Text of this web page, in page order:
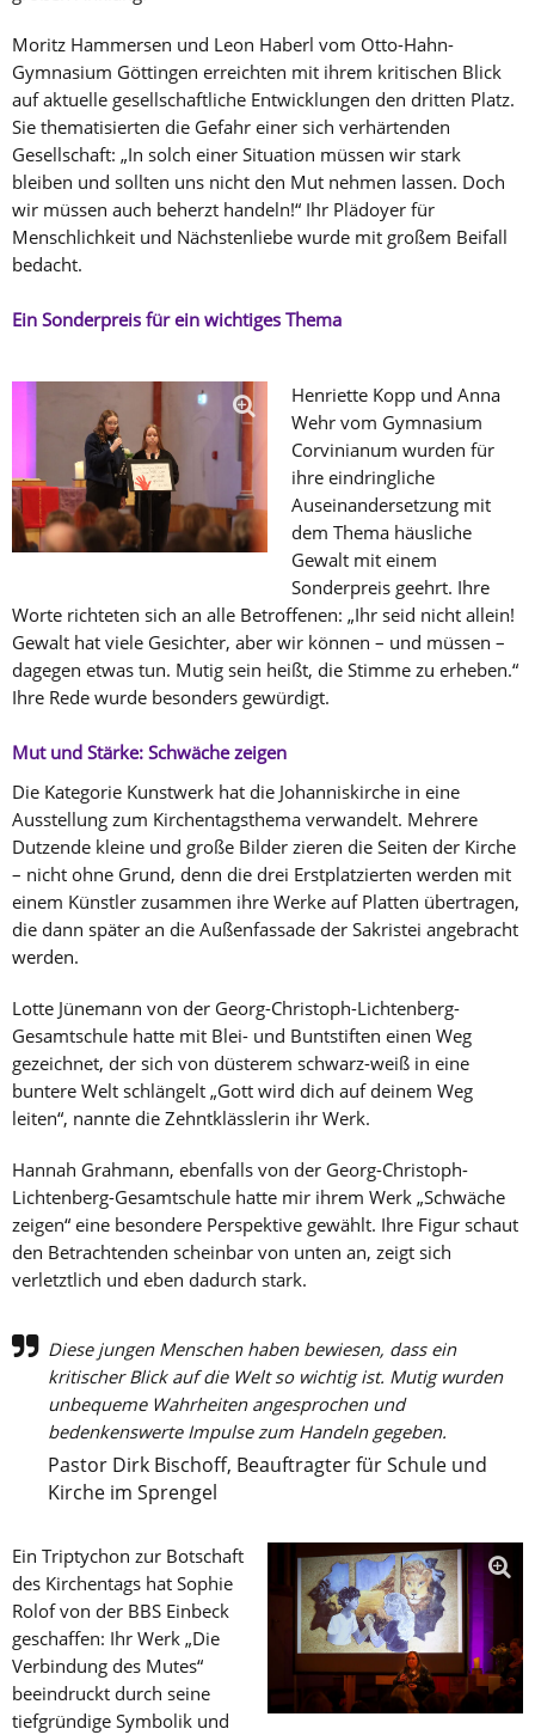
Moritz Hammersen und Leon Haberl vom Otto-Hahn-
Gymnasium Göttingen erreichten mit ihrem kritischen Blick
auf aktuelle gesellschaftliche Entwicklungen den dritten Platz.
Sie thematisierten die Gefahr einer sich verhärtenden
Gesellschaft: „In solch einer Situation müssen wir stark
bleiben und sollten uns nicht den Mut nehmen lassen. Doch
wir müssen auch beherzt handeln!“ Ihr Plädoyer für
Menschlichkeit und Nächstenliebe wurde mit großem Beifall
bedacht.
Ein Sonderpreis für ein wichtiges Thema
Henriette Kopp und Anna
Wehr vom Gymnasium
Corvinianum wurden für
ihre eindringliche
Auseinandersetzung mit
dem Thema häusliche
Gewalt mit einem
Sonderpreis geehrt. Ihre
Worte richteten sich an alle Betroffenen: „Ihr seid nicht allein!
Gewalt hat viele Gesichter, aber wir können – und müssen –
dagegen etwas tun. Mutig sein heißt, die Stimme zu erheben.“
Ihre Rede wurde besonders gewürdigt.
Mut und Stärke: Schwäche zeigen
Die Kategorie Kunstwerk hat die Johanniskirche in eine
Ausstellung zum Kirchentagsthema verwandelt. Mehrere
Dutzende kleine und große Bilder zieren die Seiten der Kirche
– nicht ohne Grund, denn die drei Erstplatzierten werden mit
einem Künstler zusammen ihre Werke auf Platten übertragen,
die dann später an die Außenfassade der Sakristei angebracht
werden.
Lotte Jünemann von der Georg-Christoph-Lichtenberg-
Gesamtschule hatte mit Blei- und Buntstiften einen Weg
gezeichnet, der sich von düsterem schwarz-weiß in eine
buntere Welt schlängelt „Gott wird dich auf deinem Weg
leiten“, nannte die Zehntklässlerin ihr Werk.
Hannah Grahmann, ebenfalls von der Georg-Christoph-
Lichtenberg-Gesamtschule hatte mir ihrem Werk „Schwäche
zeigen“ eine besondere Perspektive gewählt. Ihre Figur schaut
den Betrachtenden scheinbar von unten an, zeigt sich
verletztlich und eben dadurch stark.
Diese jungen Menschen haben bewiesen, dass ein
kritischer Blick auf die Welt so wichtig ist. Mutig wurden
unbequeme Wahrheiten angesprochen und
bedenkenswerte Impulse zum Handeln gegeben.
Pastor Dirk Bischoff, Beauftragter für Schule und
Kirche im Sprengel
Ein Triptychon zur Botschaft
des Kirchentags hat Sophie
Rolof von der BBS Einbeck
geschaffen: Ihr Werk „Die
Verbindung des Mutes“
beeindruckt durch seine
tiefgründige Symbolik und